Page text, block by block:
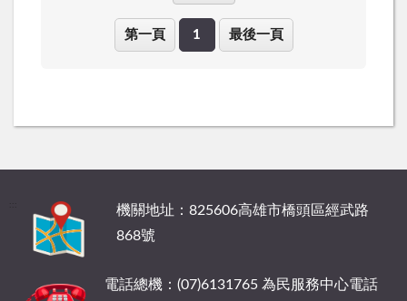
第一頁 1 最後一頁
機關地址：825606高雄市橋頭區經武路
868號
電話總機：(07)6131765 為民服務中心電話